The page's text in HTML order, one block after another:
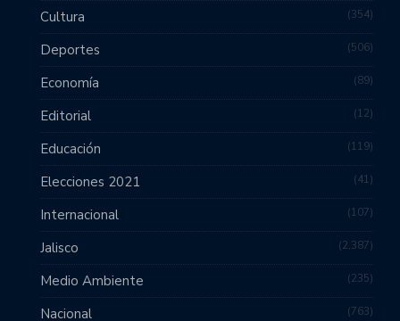
Cultura 354
Deportes 506
Economía 89
Editorial 12
Educación 119
Elecciones 2021 41
Internacional 107
Jalisco 2,387
Medio Ambiente 235
Nacional 763